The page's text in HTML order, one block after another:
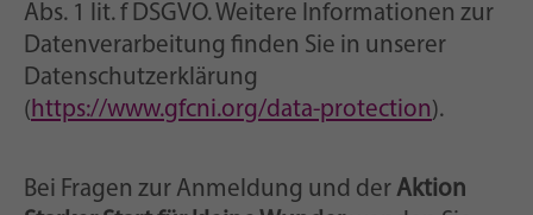
Abs. 1 lit. f DSGVO. Weitere Informationen zur
Datenverarbeitung finden Sie in unserer
Datenschutzerklärung
(https://www.gfcni.org/data-protection).
Bei Fragen zur Anmeldung und derAktion